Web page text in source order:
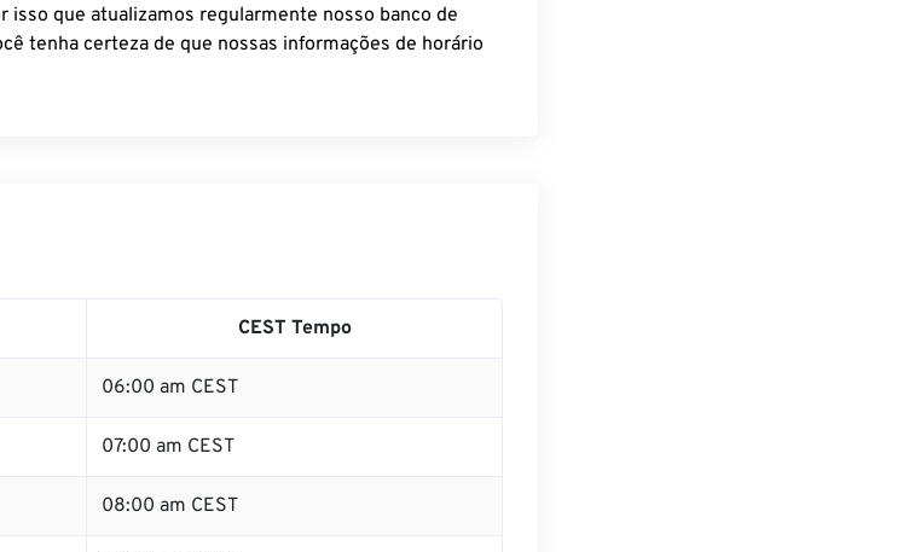
isso que atualizamos regularmente nosso banco de
tenha certeza de que nossas informações de horário
CEST Tempo
06:00 am CEST
07:00 am CEST
08:00 am CEST